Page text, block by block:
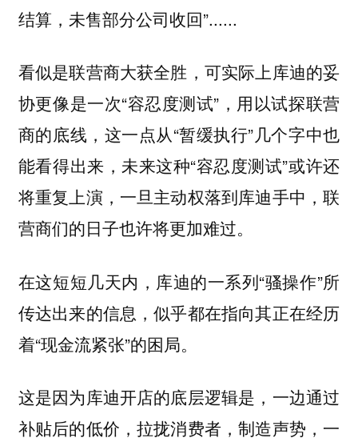
结算，未售部分公司收回”......
看似是联营商大获全胜，可实际上库迪的妥
协更像是一次“容忍度测试”，用以试探联营
商的底线，这一点从“暂缓执行”几个字中也
能看得出来，未来这种“容忍度测试”或许还
将重复上演，一旦主动权落到库迪手中，联
营商们的日子也许将更加难过。
在这短短几天内，库迪的一系列“骚操作”所
传达出来的信息，似乎都在指向其正在经历
着“现金流紧张”的困局。
这是因为库迪开店的底层逻辑是，一边通过
补贴后的低价，拉拢消费者，制造声势，一